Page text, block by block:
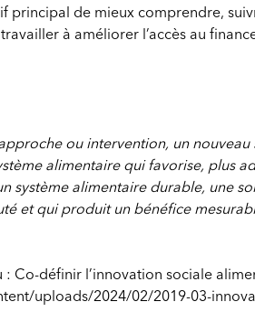
de mieux comprendre,
à améliorer l’accès au
ou intervention, un
alimentaire qui favorise, plus
système alimentaire durable, une
et qui produit un bénéfice
Co-définir l’innovation sociale
uploads/2024/02/2019-03-